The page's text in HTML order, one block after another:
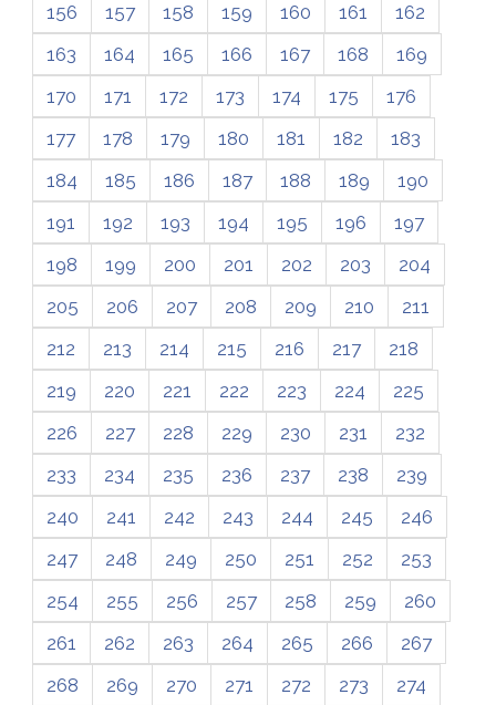
156
157 158 159 160 161
162
163
164 165 166 167 168
169
170
171 172 173 174 175
176
177
178 179 180 181 182
183
184
185 186 187 188 189
190
191
192 193 194 195 196
197
198
199 200 201 202 203
204
205
206 207 208 209 210
211
212
213 214 215 216 217
218
219
220 221 222 223 224
225
226
227 228 229 230 231
232
233
234 235 236 237 238
239
240
241 242 243 244 245
246
247
248 249 250 251 252
253
254
255 256 257 258 259
260
261
262 263 264 265 266
267
268
269 270 271 272 273
274